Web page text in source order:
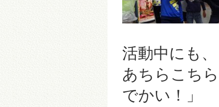
活動中にも
あちらこち
でかい！」